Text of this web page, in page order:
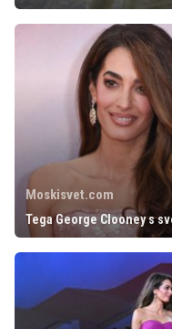
Moskisvet.com
Tega George Clooney s